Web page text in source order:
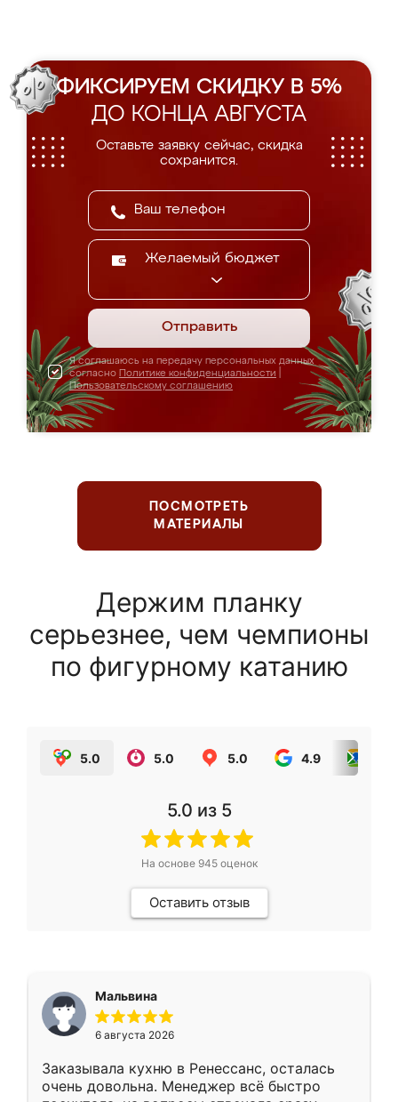
ФИКСИРУЕМ СКИДКУ В 5%
ДО КОНЦА АВГУСТА
Оставьте заявку сейчас, скидка
сохранится.
Желаемый бюджет
Отправить
Я соглашаюсь на передачу персональных данных
согласно Политике конфиденциальности
Пользовательскому соглашению
ПОСМОТРЕТЬ
МАТЕРИАЛЫ
Держим планку
серьезнее, чем чемпионы
по фигурному катанию
5.0 5.0 5.0 4.9
5.0 из 5
На основе 945оценок
Оставить отзыв
Мальвина
6 августа 2026
Заказывала кухню в Ренессанс, осталась
очень довольна. Менеджер всё быстро